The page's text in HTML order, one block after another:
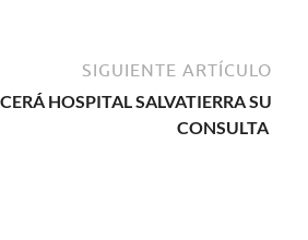
SIGUIENTE ARTÍCULO
HOSPITAL SALVATIERRA SU
CONSULTA